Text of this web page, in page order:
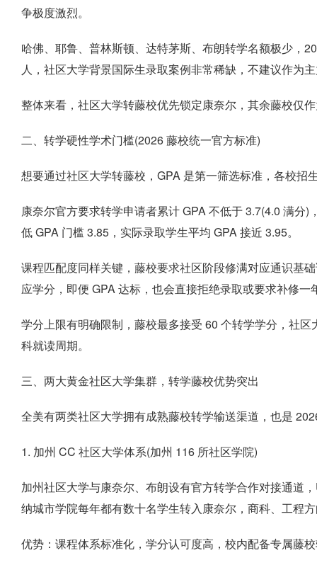
争极度激烈。
哈佛、耶鲁、普林斯顿、达特茅斯、布朗转学名额极少，
人，社区大学背景国际生录取案例非常稀缺，不建议作为
整体来看，社区大学转藤校优先锁定康奈尔，其余藤校仅
二、转学硬性学术门槛(2026 藤校统一官方标准)
想要通过社区大学转藤校，GPA 是第一筛选标准，各校招
康奈尔官方要求转学申请者累计 GPA 不低于 3.7(4.0 满分
低 GPA 门槛 3.85，实际录取学生平均 GPA 接近 3.95。
课程匹配度同样关键，藤校要求社区阶段修满对应通识基
应学分，即便 GPA 达标，也会直接拒绝录取或要求补修一
学分上限有明确限制，藤校最多接受 60 个转学学分，社
科就读周期。
三、两大黄金社区大学集群，转学藤校优势突出
全美有两类社区大学拥有成熟藤校转学输送渠道，也是
1. 加州 CC 社区大学体系(加州 116 所社区学院)
加州社区大学与康奈尔、布朗设有官方转学合作对接通道
纳城市学院每年都有数十名学生转入康奈尔，商科、工程
优势：课程体系标准化，学分认可度高，校内配备专属藤